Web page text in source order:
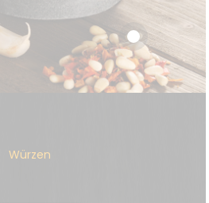
Würzen